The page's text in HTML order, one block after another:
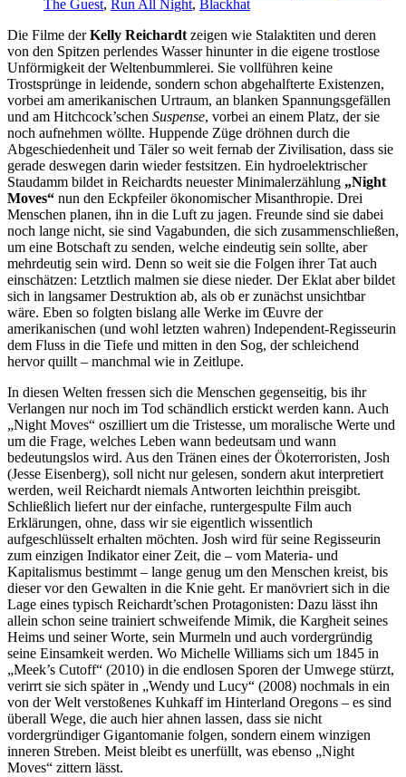
The Guest, Run All Night, Blackhat
Die Filme derKelly Reichardt zeigen wie Stalaktiten und deren
von den Spitzen perlendes Wasser hinunter in die eigene trostlose
Unförmigkeit der Weltenbummlerei. Sie vollführen keine
Trostsprünge in leidende, sondern schon abgehalfterte Existenzen,
vorbei am amerikanischen Urtraum, an blanken Spannungsgefällen
und am Hitchcock’schen Suspense, vorbei an einem Platz, der sie
noch aufnehmen wöllte. Huppende Züge dröhnen durch die
Abgeschiedenheit und Täler so weit fernab der Zivilisation, dass sie
gerade deswegen darin wieder festsitzen. Ein hydroelektrischer
Staudamm bildet in Reichardts neuester Minimalerzählung „Night
Moves“ nun den Eckpfeiler ökonomischer Misanthropie. Drei
Menschen planen, ihn in die Luft zu jagen. Freunde sind sie dabei
noch lange nicht, sie sind Vagabunden, die sich zusammenschließen,
um eine Botschaft zu senden, welche eindeutig sein sollte, aber
mehrdeutig sein wird. Denn so weit sie die Folgen ihrer Tat auch
einschätzen: Letztlich malmen sie diese nieder. Der Eklat aber bildet
sich in langsamer Destruktion ab, als ob er zunächst unsichtbar
wäre. Eben so folgten bislang alle Werke im Œuvre der
amerikanischen (und wohl letzten wahren) Independent-Regisseurin
dem Fluss in die Tiefe und mitten in den Sog, der schleichend
hervor quillt – manchmal wie in Zeitlupe.
In diesen Welten fressen sich die Menschen gegenseitig, bis ihr
Verlangen nur noch im Tod schändlich erstickt werden kann. Auch
„Night Moves“ oszilliert um die Tristesse, um moralische Werte und
um die Frage, welches Leben wann bedeutsam und wann
bedeutungslos wird. Aus den Tränen eines der Ökoterroristen, Josh
(Jesse Eisenberg), soll nicht nur gelesen, sondern akut interpretiert
werden, weil Reichardt niemals Antworten leichthin preisgibt.
Schließlich liefert nur der einfache, runtergespulte Film auch
Erklärungen, ohne, dass wir sie eigentlich wissentlich
aufgeschlüsselt erhalten möchten. Josh wird für seine Regisseurin
zum einzigen Indikator einer Zeit, die – vom Materia- und
Kapitalismus bestimmt – lange genug um den Menschen kreist, bis
dieser vor den Gewalten in die Knie geht. Er manövriert sich in die
Lage eines typisch Reichardt’schen Protagonisten: Dazu lässt ihn
allein schon seine trainiert schweifende Mimik, die Kargheit seines
Heims und seiner Worte, sein Murmeln und auch vordergründig
seine Einsamkeit werden. Wo Michelle Williams sich um 1845 in
„Meek’s Cutoff“ (2010) in die endlosen Sporen der Umwege stürzt,
verirrt sie sich später in „Wendy und Lucy“ (2008) nochmals in ein
von der Welt verstoßenes Kuhkaff im Hinterland Oregons – es sind
überall Wege, die auch hier ahnen lassen, dass sie nicht
vordergründiger Gigantomanie folgen, sondern einem winzigen
inneren Streben. Meist bleibt es unerfüllt, was ebenso „Night
Moves“ zittern lässt.